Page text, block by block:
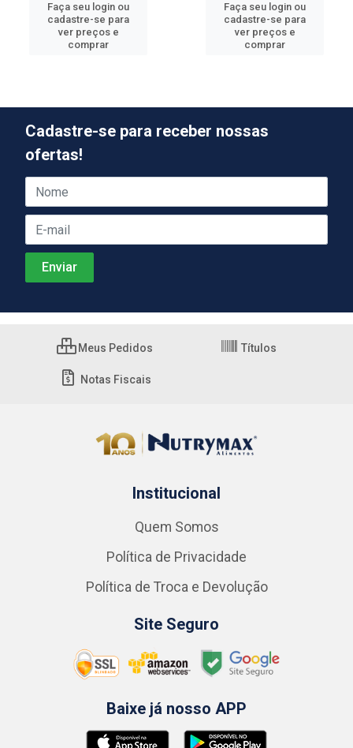
Faça seu login ou
cadastre-se para
ver preços e
comprar
Faça seu login ou
cadastre-se para
ver preços e
comprar
Cadastre-se para receber nossas
ofertas!
Meus Pedidos Títulos
Notas Fiscais
Institucional
Quem Somos
Política de Privacidade
Política de Troca e Devolução
Site Seguro
Baixe já nosso APP